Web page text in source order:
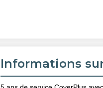
Informations